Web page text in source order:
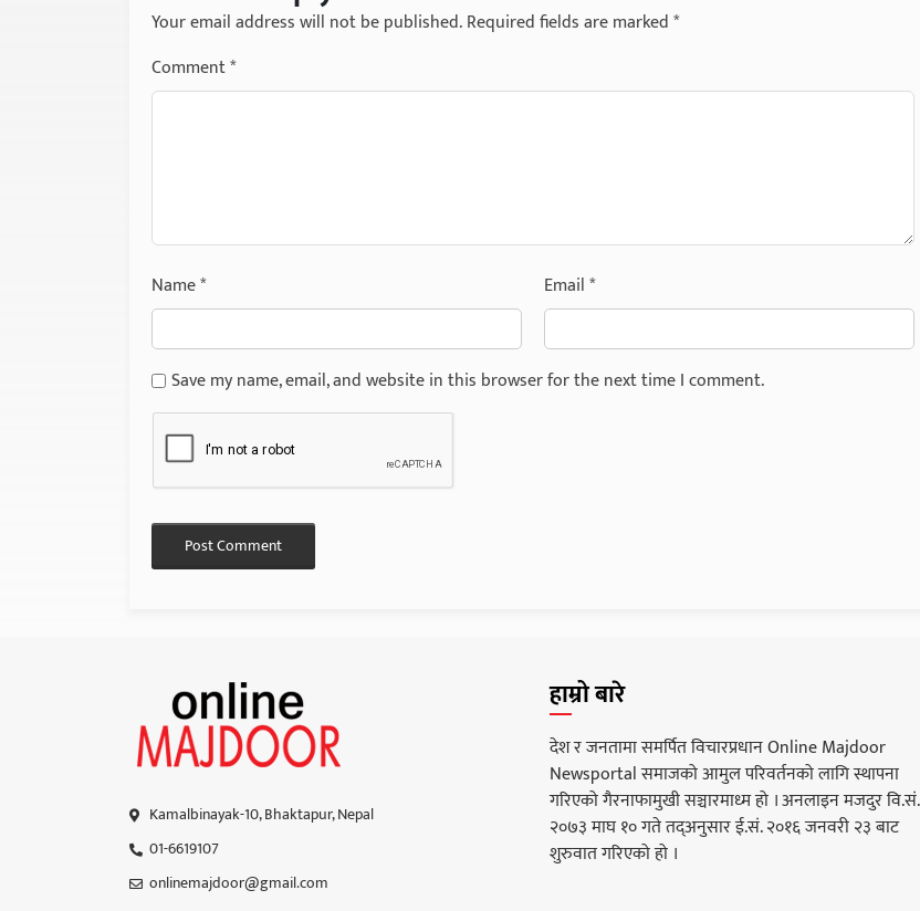
Your email address will not be published.Required fields are marked*
Comment*
Name* Email*
Save my name, email, and website in this browser for the next time I comment.
Kamalbinayak-10, Bhaktapur, Nepal
01-6619107
onlinemajdoor@gmail.com
हाम्रो बारे
देश र जनतामा समर्पित विचारप्रधान Online Majdoor
Newsportal समाजको आमुल परिवर्तनको लागि स्थापना
गरिएको गैरनाफामुखी सञ्चारमाध्म हो । अनलाइन मजदुर वि.सं.
२०७३ माघ १० गते तद्अनुसार ई.सं. २०१६ जनवरी २३ बाट
शुरुवात गरिएको हो ।